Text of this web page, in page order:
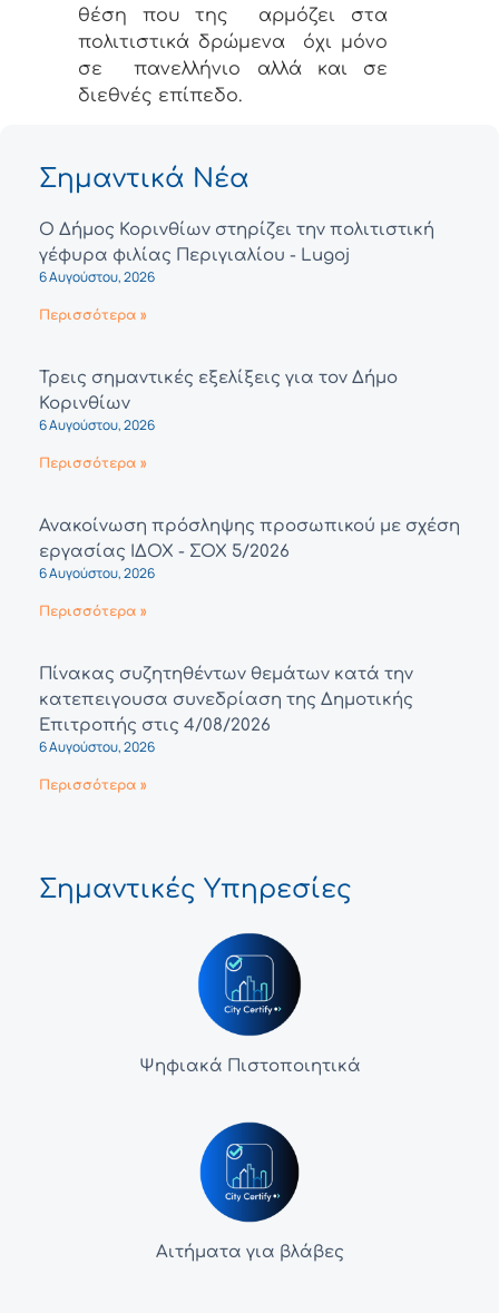
θέση που της
αρμόζει στα
πολιτιστικά δρώμενα
όχι μόνο
σε
πανελλήνιο αλλά και σε
διεθνές επίπεδο.
Σημαντικά Νέα
Ο Δήμος Κορινθίων στηρίζει την πολιτιστική
γέφυρα φιλίας Περιγιαλίου - Lugoj
6 Αυγούστου, 2026
Περισσότερα »
Τρεις σημαντικές εξελίξεις για τον Δήμο
Κορινθίων
6 Αυγούστου, 2026
Περισσότερα »
Ανακοίνωση πρόσληψης προσωπικού με σχέση
εργασίας ΙΔΟΧ - ΣΟΧ 5/2026
6 Αυγούστου, 2026
Περισσότερα »
Πίνακας συζητηθέντων θεμάτων κατά την
κατεπειγουσα συνεδρίαση της Δημοτικής
Επιτροπής στις 4/08/2026
6 Αυγούστου, 2026
Περισσότερα »
Σημαντικές Υπηρεσίες
Ψηφιακά Πιστοποιητικά
Αιτήματα για βλάβες